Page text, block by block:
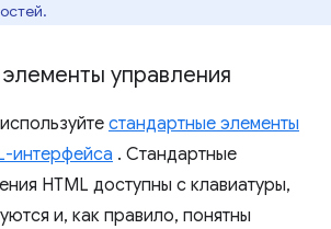
управления
стандартные элементы
интерфейса . Стандартные
HTML доступны с клавиатуры,
и, как правило, понятны